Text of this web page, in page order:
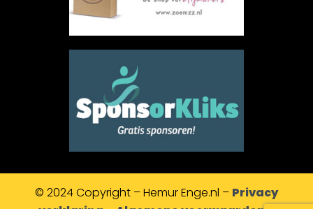
© 2024 Copyright – Hemur Enge.nl – Privacy